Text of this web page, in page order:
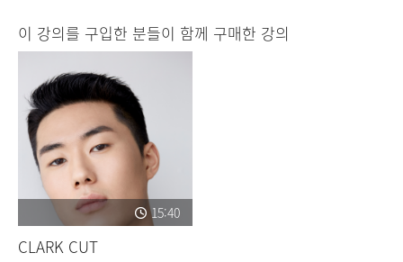
이 강의를 구입한 분들이 함께 구매한 강의
15:40
CLARK CUT